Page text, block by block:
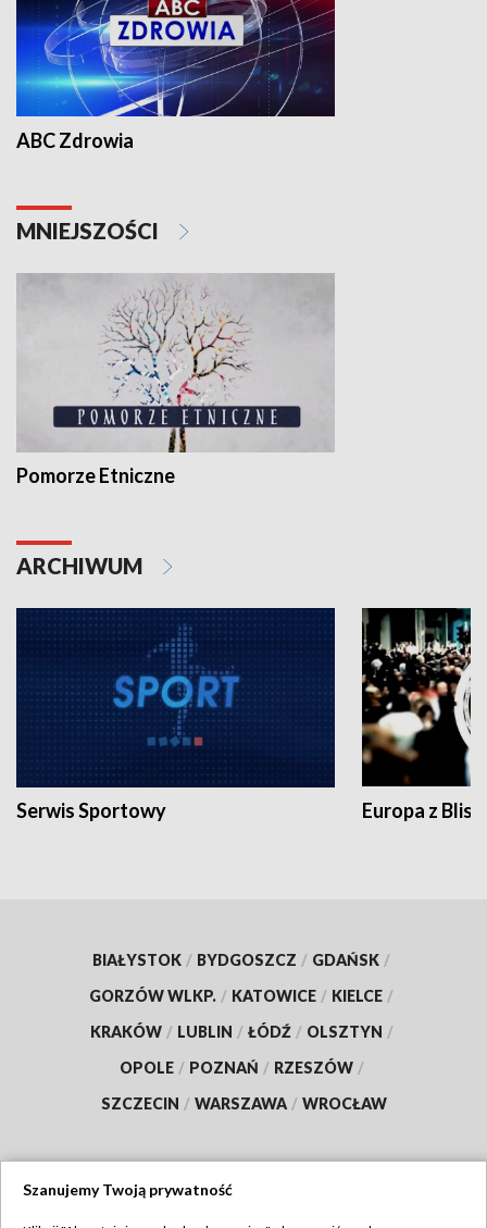
ABC Zdrowia
MNIEJSZOŚCI
Pomorze Etniczne
ARCHIWUM
Serwis Sportowy Europa z
BIAŁYSTOK / BYDGOSZCZ / GDAŃSK /
GORZÓW WLKP. / KATOWICE / KIELCE /
KRAKÓW / LUBLIN / ŁÓDŹ / OLSZTYN /
OPOLE / POZNAŃ / RZESZÓW /
SZCZECIN / WARSZAWA / WROCŁAW
Szanujemy Twoją prywatność